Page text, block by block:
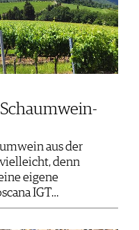
aus der
vielleicht, denn
eigene
IGT…